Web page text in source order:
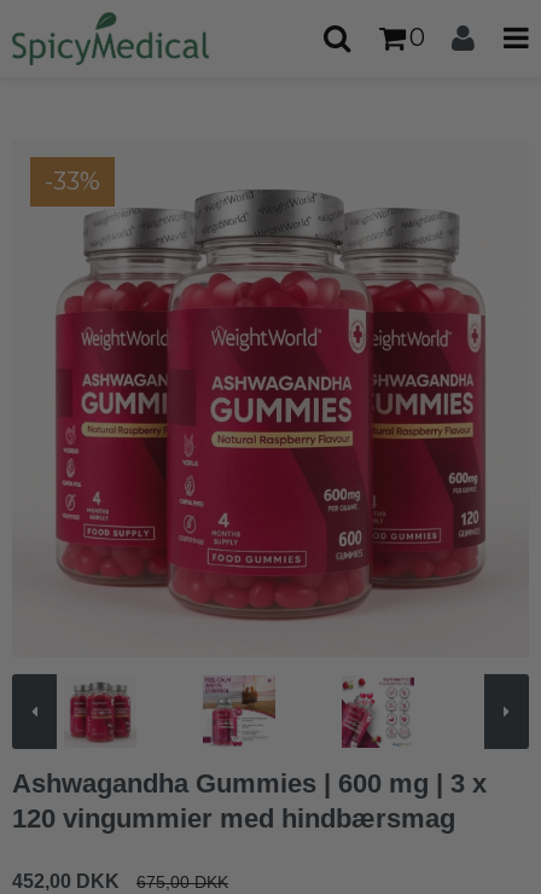
0
-33%
Ashwagandha Gummies | 600 mg | 3 x
120 vingummier med hindbærsmag
452,00 DKK 675,00 DKK